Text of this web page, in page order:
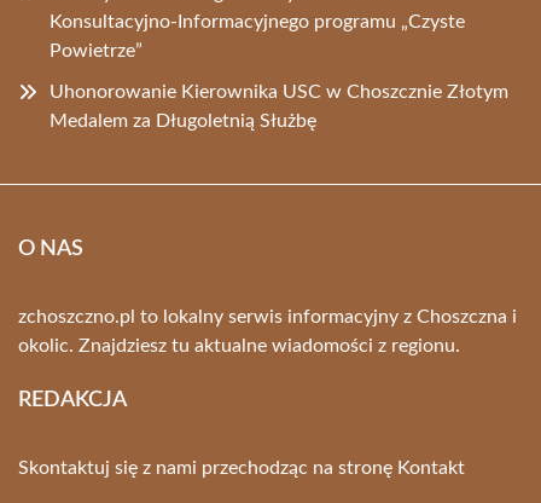
Konsultacyjno-Informacyjnego programu „Czyste
Powietrze”
Uhonorowanie Kierownika USC w Choszcznie Złotym
Medalem za Długoletnią Służbę
O NAS
zchoszczno.pl to lokalny serwis informacyjny z Choszczna i
okolic. Znajdziesz tu aktualne wiadomości z regionu.
REDAKCJA
Skontaktuj się z nami przechodząc na stronę Kontakt